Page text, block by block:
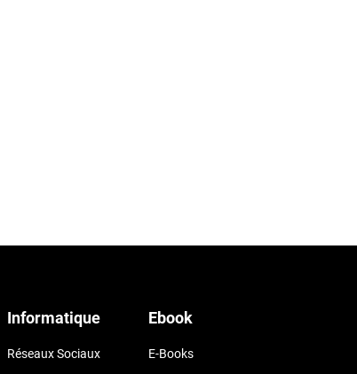
Informatique
Réseaux Sociaux
Ebook
E-Books